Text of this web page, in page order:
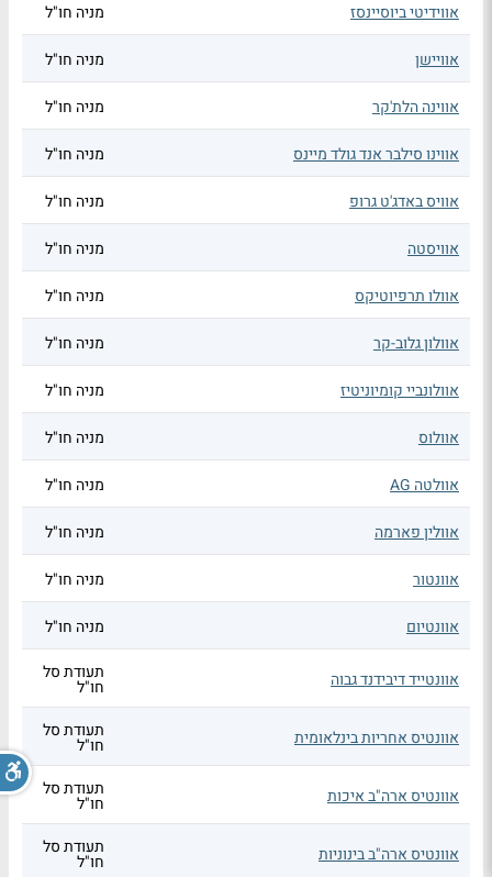
אווידיטי ביוסיינסז מניה חו"ל
אוויישן מניה חו"ל
אווינה הלת'קר מניה חו"ל
אווינו סילבר אנד גולד מיינס מניה חו"ל
אוויס באדג'ט גרופ מניה חו"ל
אוויסטה מניה חו"ל
אוולו תרפיוטיקס מניה חו"ל
אוולון גלוב-קר מניה חו"ל
אוולונביי קומיוניטיז מניה חו"ל
אוולוס מניה חו"ל
אוולטה AG מניה חו"ל
אוולין פארמה מניה חו"ל
אוונטור מניה חו"ל
אוונטיום מניה חו"ל
אוונטייד דיבידנד גבוה תעודת סל
חו"ל
אוונטיס אחריות בינלאומית תעודת סל
חו"ל
אוונטיס ארה"ב איכות תעודת סל
חו"ל
אוונטיס ארה"ב בינוניות תעודת סל
חו"ל